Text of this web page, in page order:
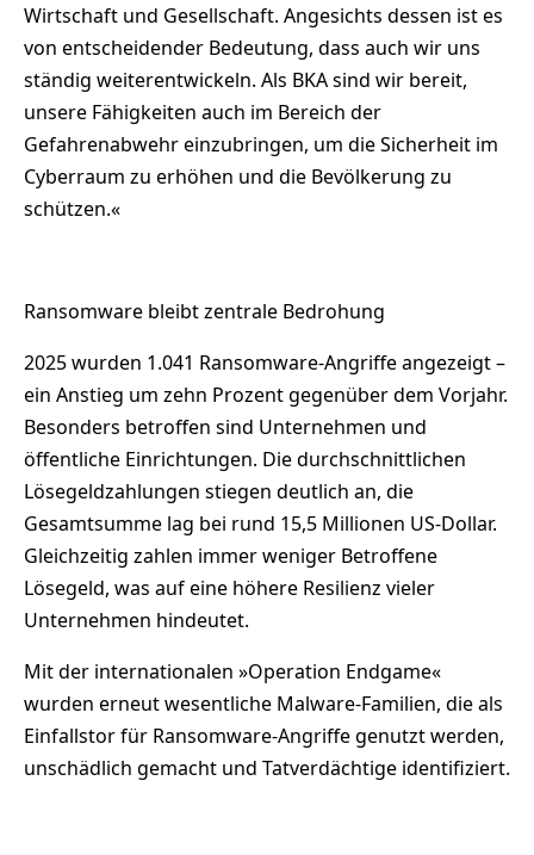
Wirtschaft und Gesellschaft. Angesichts dessen ist es
von entscheidender Bedeutung, dass auch wir uns
ständig weiterentwickeln. Als BKA sind wir bereit,
unsere Fähigkeiten auch im Bereich der
Gefahrenabwehr einzubringen, um die Sicherheit im
Cyberraum zu erhöhen und die Bevölkerung zu
schützen.«
Ransomware bleibt zentrale Bedrohung
2025 wurden 1.041 Ransomware-Angriffe angezeigt –
ein Anstieg um zehn Prozent gegenüber dem Vorjahr.
Besonders betroffen sind Unternehmen und
öffentliche Einrichtungen. Die durchschnittlichen
Lösegeldzahlungen stiegen deutlich an, die
Gesamtsumme lag bei rund 15,5 Millionen US-Dollar.
Gleichzeitig zahlen immer weniger Betroffene
Lösegeld, was auf eine höhere Resilienz vieler
Unternehmen hindeutet.
Mit der internationalen »Operation Endgame«
wurden erneut wesentliche Malware-Familien, die als
Einfallstor für Ransomware-Angriffe genutzt werden,
unschädlich gemacht und Tatverdächtige identifiziert.